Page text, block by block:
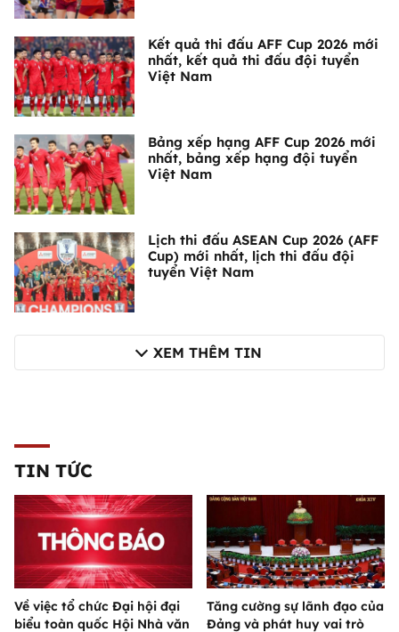
Kết quả thi đấu AFF Cup 2026 mới
nhất, kết quả thi đấu đội tuyển
Việt Nam
Bảng xếp hạng AFF Cup 2026 mới
nhất, bảng xếp hạng đội tuyển
Việt Nam
Lịch thi đấu ASEAN Cup 2026 (AFF
Cup) mới nhất, lịch thi đấu đội
tuyển Việt Nam
XEM THÊM TIN
TIN TỨC
Về việc tổ chức Đại hội đại
biểu toàn quốc Hội Nhà văn
Tăng cường sự lãnh đạo của
Đảng và phát huy vai trò